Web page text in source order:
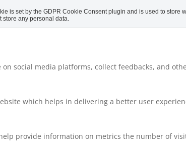
is set by the GDPR Cookie Consent plugin and is used to store
store any personal data.
social media platforms, collect feedbacks, and
which helps in delivering a better user
provide information on metrics the number of